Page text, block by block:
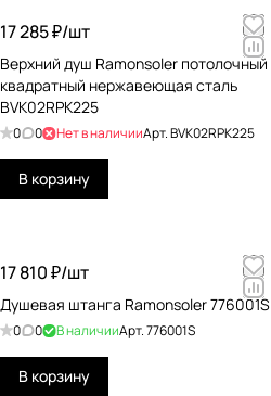
17 285 ₽/шт
Верхний душ Ramonsoler потолочный
квадратный нержавеющая сталь
BVK02RPK225
0 0 Нет в наличииАрт.BVK02RPK225
В корзину
17 810 ₽/шт
Душевая штанга Ramonsoler 776001S
0 0 В наличииАрт.776001S
В корзину